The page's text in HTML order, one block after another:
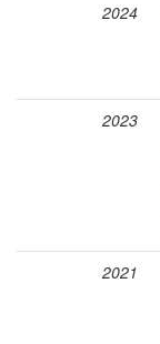
2024
2023
2021